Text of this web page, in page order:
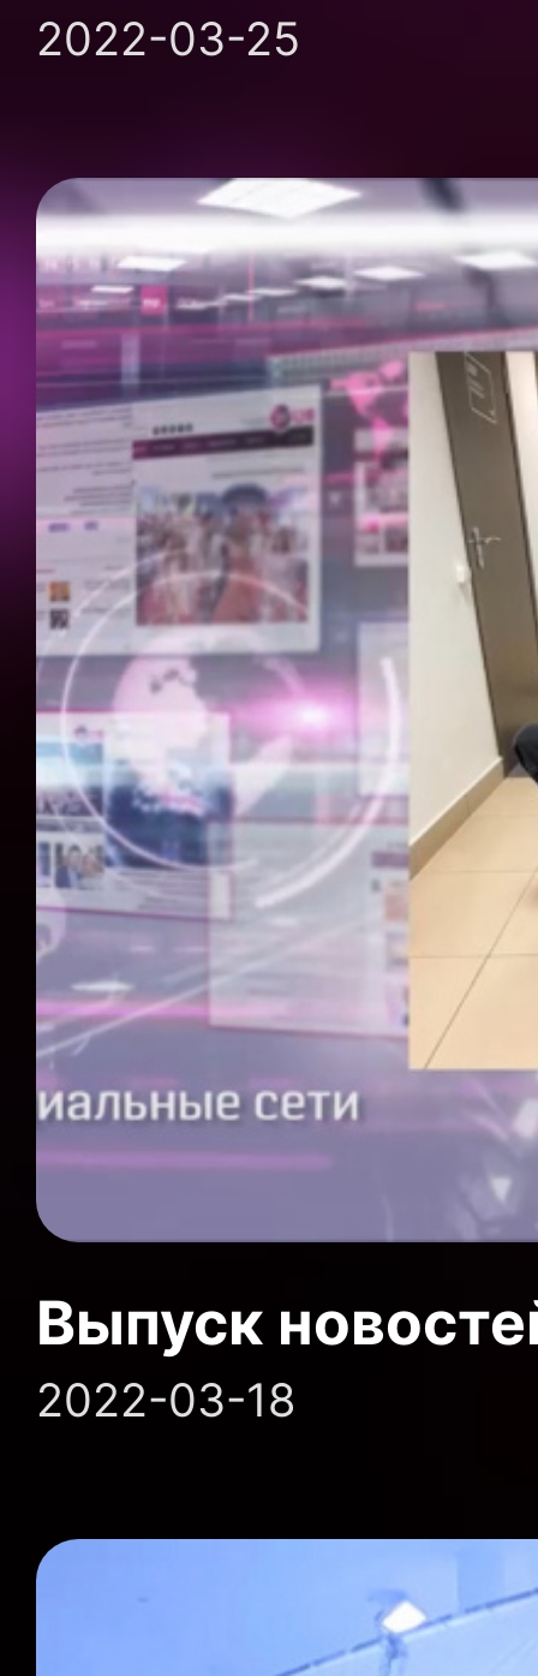
2022-03-25
Выпуск
2022-03-18